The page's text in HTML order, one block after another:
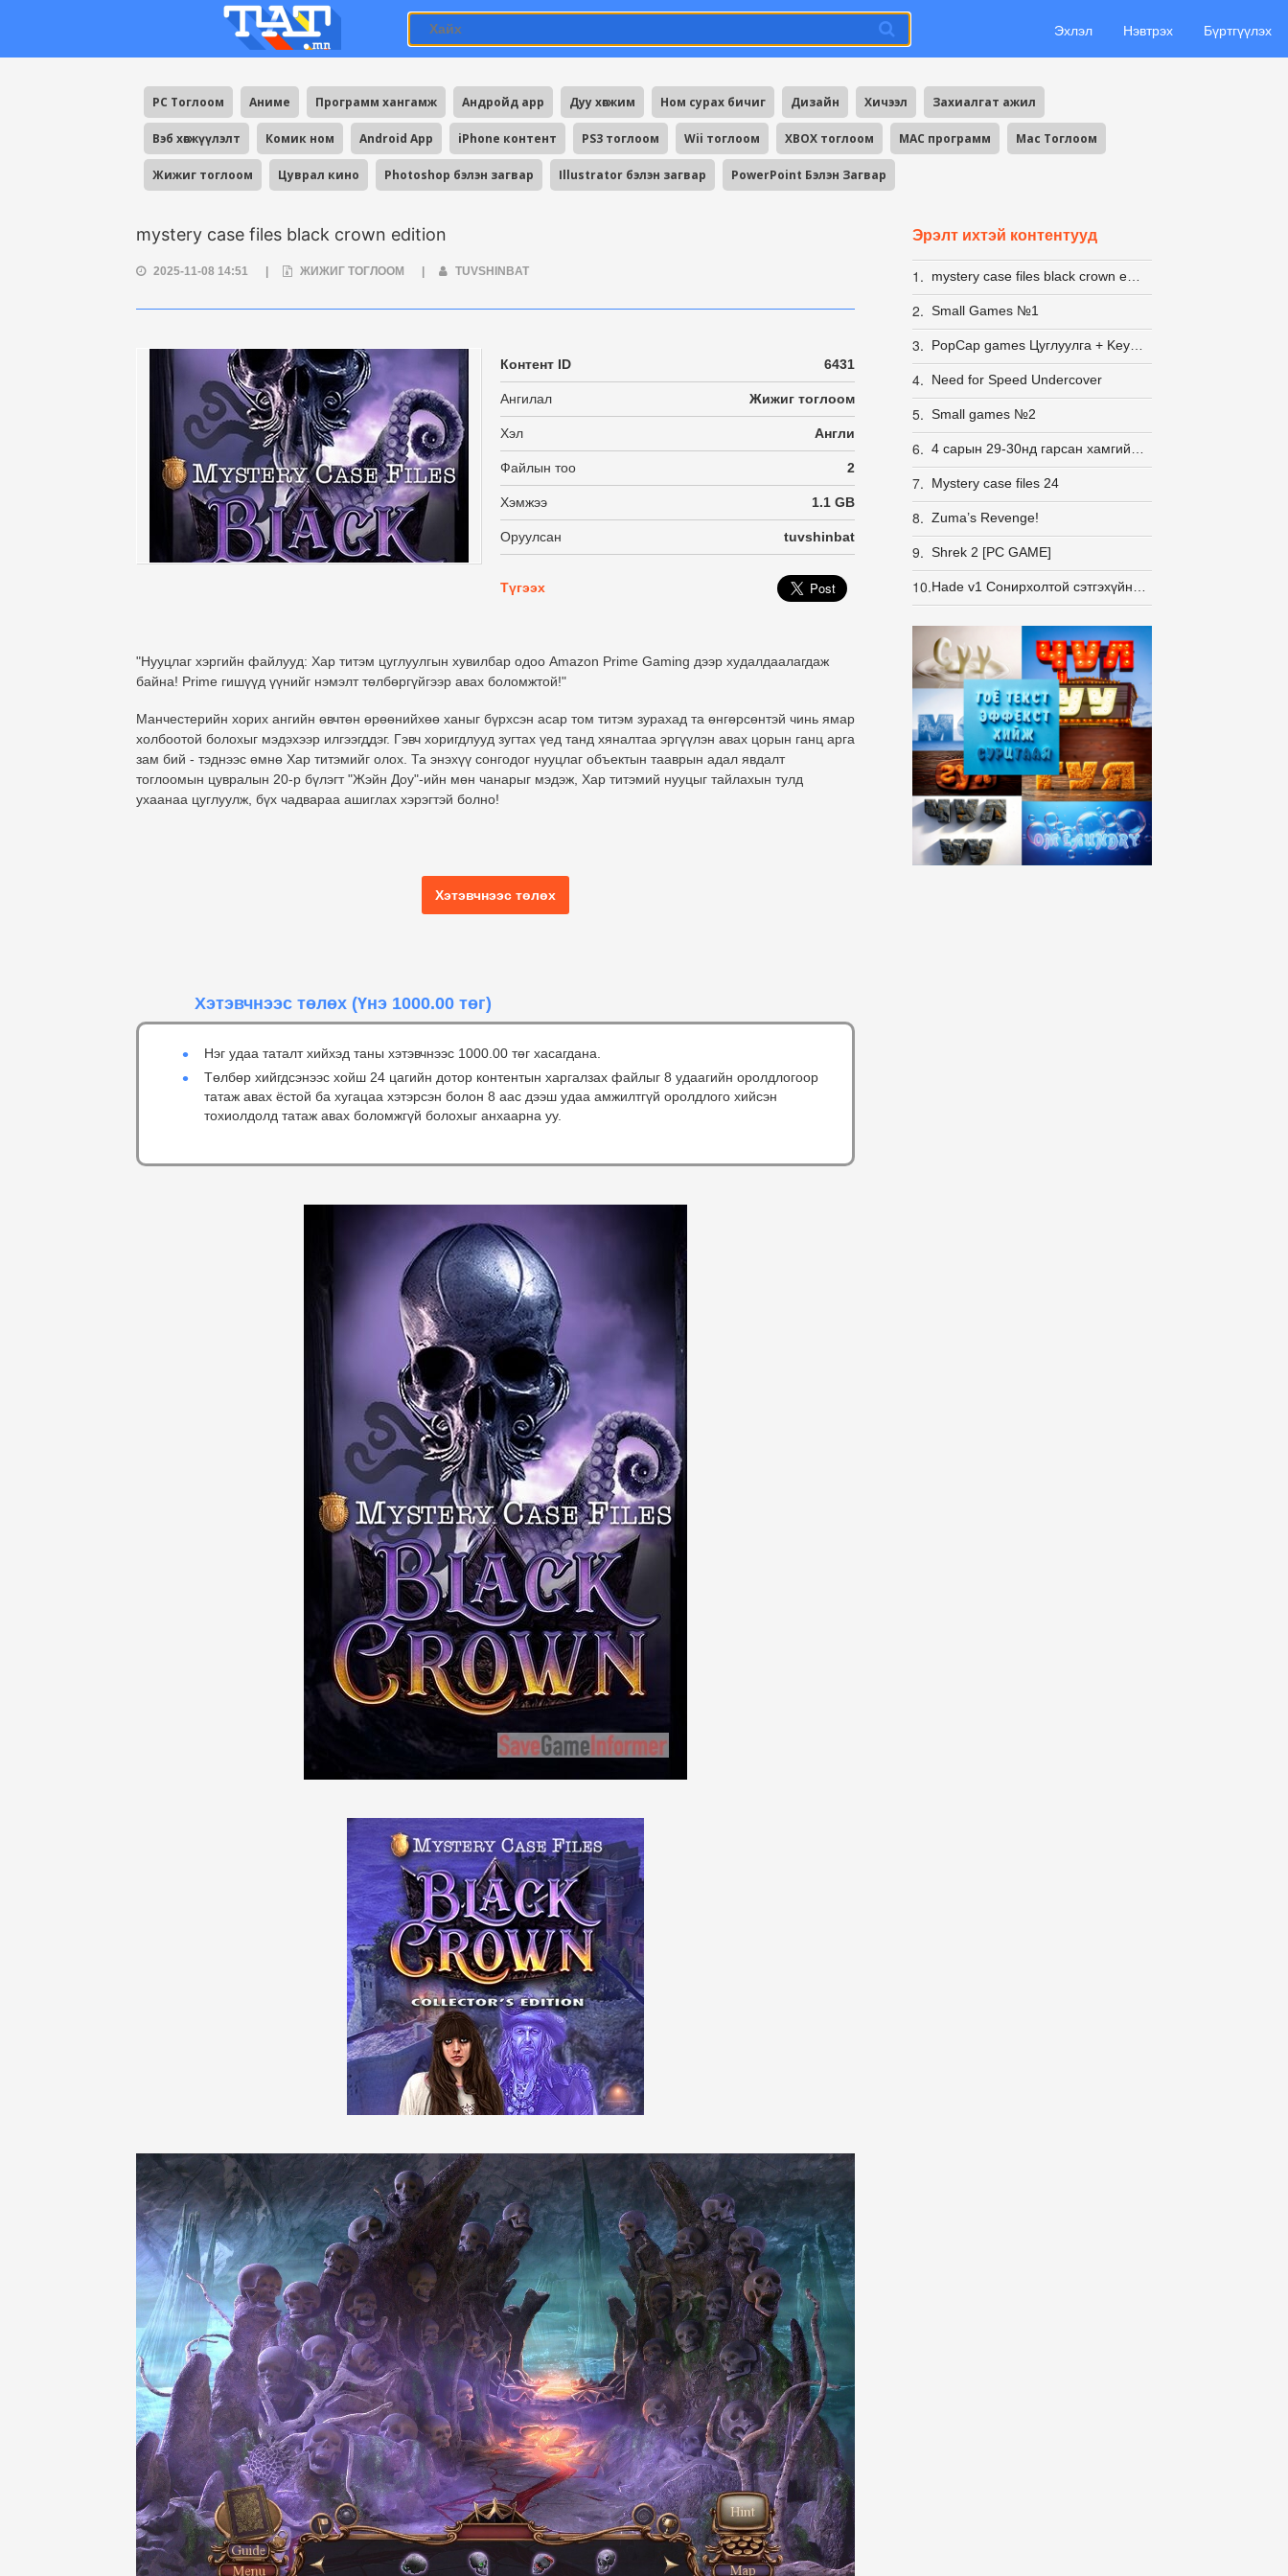
Эхлэл Нэвтрэх Бүртгүүлэх
PC Тоглоом Аниме Программ хангамж Андройд app Дуу хөгжим Ном сурах бичиг Дизайн Хичээл Захиалгат ажил
Вэб хөгжүүлэлт Комик ном Android App iPhone контент PS3 тоглоом Wii тоглоом XBOX тоглоом MAC программ Mac Тоглоом
Жижиг тоглоом Цуврал кино Photoshop бэлэн загвар Illustrator бэлэн загвар PowerPoint Бэлэн Загвар
mystery case files black crown edition
2025-11-08 14:51 ЖИЖИГ ТОГЛООМ TUVSHINBAT
Контент ID 6431
Ангилал Жижиг тоглоом
Хэл Англи
Файлын тоо 2
Хэмжээ 1.1 GB
Оруулсан tuvshinbat
Түгээх
"Нууцлаг хэргийн файлууд: Хар титэм цуглуулгын хувилбар одоо Amazon Prime Gaming дээр худалдаалагдаж
байна! Prime гишүүд үүнийг нэмэлт төлбөргүйгээр авах боломжтой!"
Манчестерийн хорих ангийн өвчтөн өрөөнийхөө ханыг бүрхсэн асар том титэм зурахад та өнгөрсөнтэй чинь ямар
холбоотой болохыг мэдэхээр илгээгддэг. Гэвч хоригдлууд зугтах үед танд хяналтаа эргүүлэн авах цорын ганц арга
зам бий - тэднээс өмнө Хар титэмийг олох. Та энэхүү сонгодог нууцлаг объектын тааврын адал явдалт
тоглоомын цувралын 20-р бүлэгт "Жэйн Доу"-ийн мөн чанарыг мэдэж, Хар титэмий нууцыг тайлахын тулд
ухаанаа цуглуулж, бүх чадвараа ашиглах хэрэгтэй болно!
Хэтэвчнээс төлөх
Хэтэвчнээс төлөх (Үнэ 1000.00 төг)
Нэг удаа таталт хийхэд таны хэтэвчнээс 1000.00 төг хасагдана.
Төлбөр хийгдсэнээс хойш 24 цагийн дотор контентын харгалзах файлыг 8 удаагийн оролдлогоор
татаж авах ёстой ба хугацаа хэтэрсэн болон 8 аас дээш удаа амжилтгүй оролдлого хийсэн
тохиолдолд татаж авах боломжгүй болохыг анхаарна уу.
Эрэлт ихтэй контентууд
1.
2. Small Games №1
3.
4. Need for Speed Undercover
5. Small games №2
6.
7. Mystery case files 24
8. Zuma’s Revenge!
9. Shrek 2 [PC GAME]
10.